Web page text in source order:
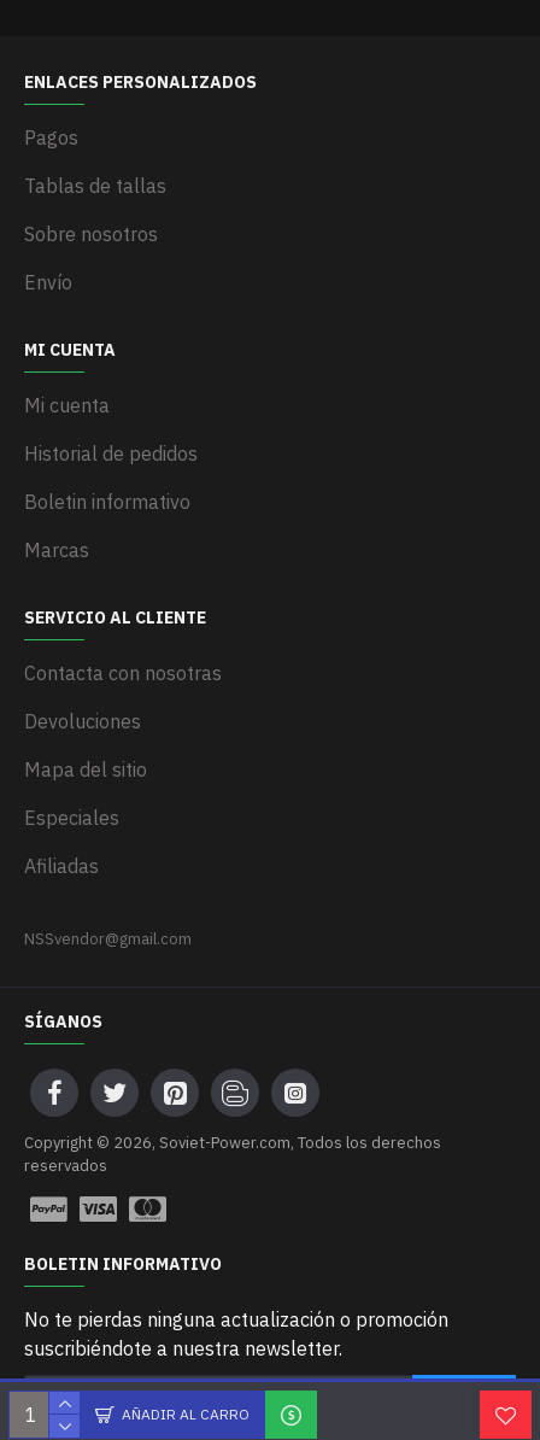
AÑADIR AL CARRO
ENLACES PERSONALIZADOS
Pagos
Tablas de tallas
Sobre nosotros
Envío
MI CUENTA
Mi cuenta
Historial de pedidos
Boletin informativo
Marcas
SERVICIO AL CLIENTE
Contacta con nosotras
Devoluciones
Mapa del sitio
Especiales
Afiliadas
NSSvendor@gmail.com
SÍGANOS
Сopyright © 2026, Soviet-Power.com, Todos los derechos
reservados
BOLETIN INFORMATIVO
No te pierdas ninguna actualización o promoción
suscribiéndote a nuestra newsletter.